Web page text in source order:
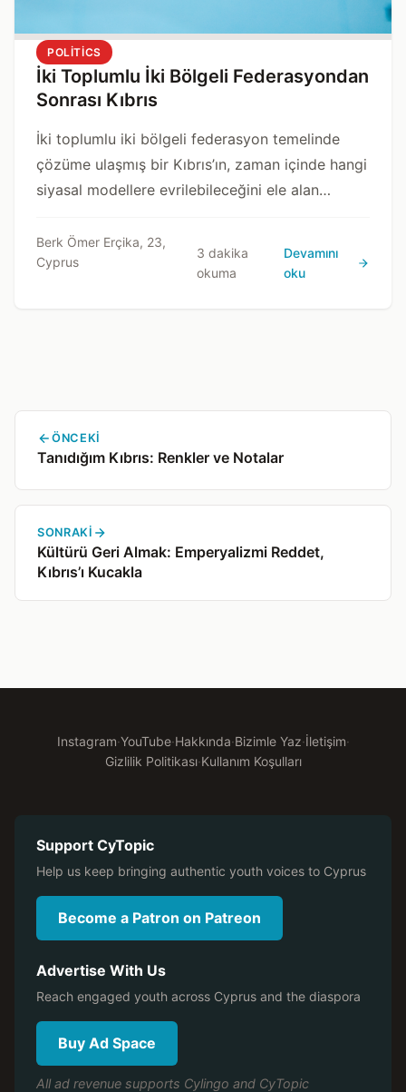
POLITICS
İki Toplumlu İki Bölgeli Federasyondan
Sonrası Kıbrıs
İki toplumlu iki bölgeli federasyon temelinde
çözüme ulaşmış bir Kıbrıs’ın, zaman içinde hangi
siyasal modellere evrilebileceğini ele alan
Berk Ömer Erçika, 23,
Cyprus
3 dakika
okuma
Devamını
oku
ÖNCEKI
Tanıdığım Kıbrıs: Renkler ve Notalar
SONRAKI
Kültürü Geri Almak: Emperyalizmi Reddet,
Kıbrıs’ı Kucakla
Instagram·YouTube·Hakkında·Bizimle Yaz·İletişim·
Gizlilik Politikası·Kullanım Koşulları
Support CyTopic
Help us keep bringing authentic youth voices to Cyprus
Become a Patron on Patreon
Advertise With Us
Reach engaged youth across Cyprus and the diaspora
Buy Ad Space
All ad revenue supports Cylingo and CyTopic